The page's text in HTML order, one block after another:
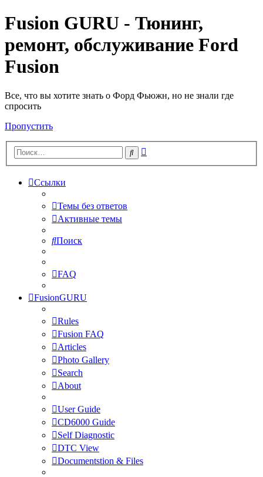
Fusion GURU - Тюнинг,
ремонт, обслуживание Ford
Fusion
Все, что вы хотите знать о Форд Фьюжн, но не знали где
спросить
Пропустить
Поиск
Ссылки
Темы без ответов
Активные темы
Поиск
FAQ
FusionGURU
Rules
Fusion FAQ
Articles
Photo Gallery
Search
About
User Guide
CD6000 Guide
Self Diagnostic
DTC View
Documentstion & Files